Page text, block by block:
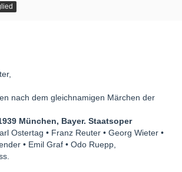
nach dem gleichnamigen Märchen der
München, Bayer. Staatsoper
Ostertag • Franz Reuter • Georg Wieter •
• Emil Graf • Odo Ruepp,